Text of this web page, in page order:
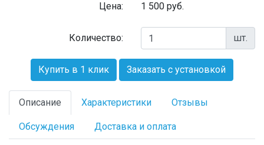
Цена: 1 500 руб.
Количество: шт.
Купить в 1 клик Заказать с установкой
Описание Характеристики Отзывы
Обсуждения Доставка и оплата